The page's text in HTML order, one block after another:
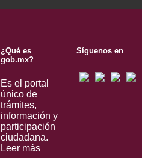
¿Qué es
gob.mx?
Es el portal
único de
trámites,
información y
participación
ciudadana.
Leer más
Síguenos en